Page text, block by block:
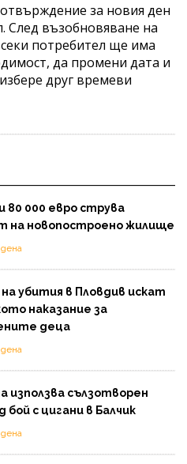
за новия ден
След възобновяване на
потребител ще има
да промени дата и
друг времеви
80 000 евро струва
на новопостроено жилище
убития в Пловдив искат
наказание за
деца
използва сълзотворен
бой с цигани в Балчик